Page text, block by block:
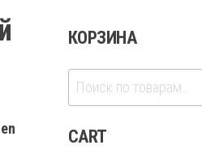
КОРЗИНА
Искать:
CART